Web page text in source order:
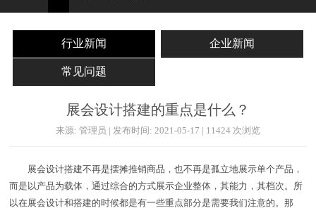
行业新闻 企业新闻
常见问题
展会设计搭建的重点是什么？
来源: 管理员 | 发布时间: 2021-05-17 | 11424 次浏览
展会设计搭建不再是摆摊推销商品，也不再是孤立地展示单个产品，
而是以产品为载体，通过综合的方式展示企业整体，其能力，其档次。所
以在展会设计和搭建的时候都是有一些重点部分是需要我们注意的。那